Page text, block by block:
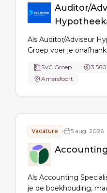
Auditor/
Als Auditor/Adviseur
Groep voer je
adviesdossiers,
coach je adviseurs om
SVC Groep
Amersfoort
Vacature • 5 aug. 2026
Als Accounting
je de boekhouding,